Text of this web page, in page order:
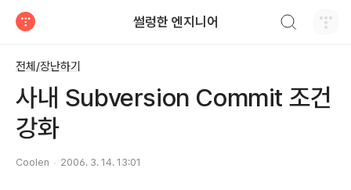
썰렁한 엔지니어
전체/장난하기
사내 Subversion Commit 조건
강화
Coolen 2006. 3. 14. 13:01